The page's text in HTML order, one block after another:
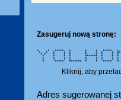
Zasugeruj nową stronę:
* * ***** * * * ***** *
* * * * * * * * *
* * * * * * * * * *
* * * * ******* * * *
* * * * * * * *
* * * * * * * *
* ***** ******* * * ***** *
Kliknij, aby
Adres sugerowanej